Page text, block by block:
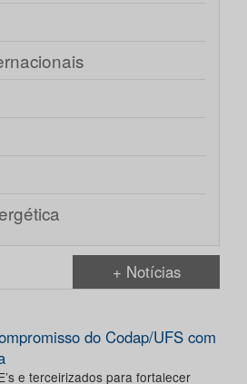
+ Notícias
do Codap/UFS com
e terceirizados para fortalecer